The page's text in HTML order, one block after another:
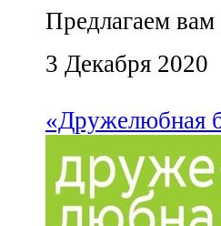
Предлагаем вам
3 Декабря 2020
«Дружелюбная